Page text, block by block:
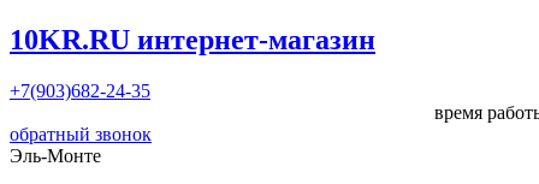
10KR.RU интернет-магазин
+7(903)682-24-35
время
обратный звонок
Эль-Монте